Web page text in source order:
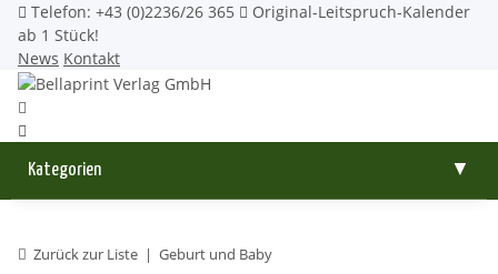
Telefon: +43 (0)2236/26 365
Original-Leitspruch-Kalender
ab 1 Stück!
News Kontakt
Kategorien ▼
Zurück zur Liste Geburt und Baby